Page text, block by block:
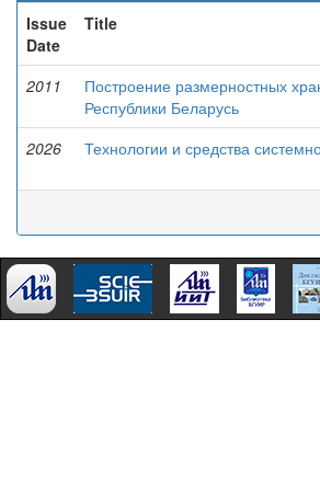
Issue
Date
Title
2011
Построение размерностных
Республики Беларусь
2026 Технологии и средства